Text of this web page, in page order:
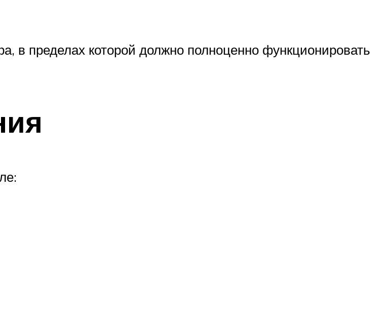
в пределах которой должно полноценно функционировать